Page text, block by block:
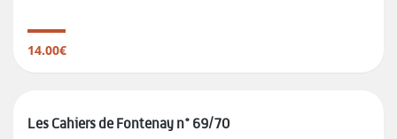
14.00€
Les Cahiers de Fontenay n° 69/70